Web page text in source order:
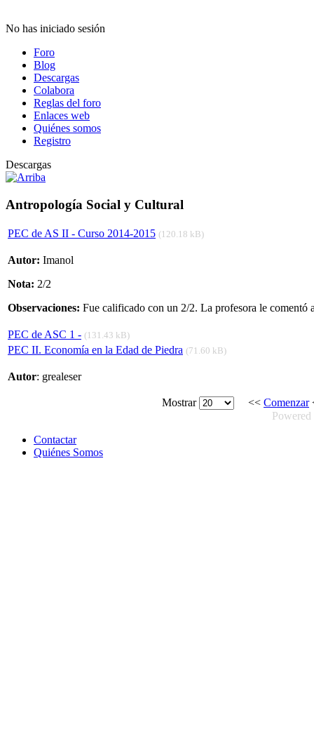
No has iniciado sesión
Foro
Blog
Descargas
Colabora
Reglas del foro
Enlaces web
Quiénes somos
Registro
Descargas
Antropología Social y Cultural
PEC de AS II - Curso 2014-2015 (120.18 kB)
Autor: Imanol
Nota: 2/2
Observaciones: Fue calificado con un 2/2. La profesora le comentó
PEC de ASC 1 - (131.43 kB)
PEC II. Economía en la Edad de Piedra (71.60 kB)
Autor: grealeser
Mostrar << Comenzar
Contactar
Quiénes Somos